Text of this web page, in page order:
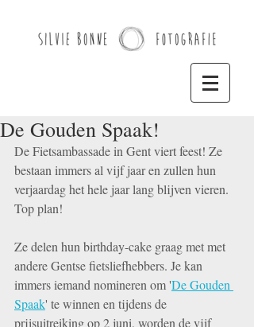
De Gouden Spaak!
De Fietsambassade in Gent viert feest! Ze
bestaan immers al vijf jaar en zullen hun
verjaardag het hele jaar lang blijven vieren.
Top plan!
Ze delen hun birthday-cake graag met met
andere Gentse fietsliefhebbers. Je kan
immers iemand nomineren om 'De Gouden
Spaak' te winnen en tijdens de
prijsuitreiking op 2 juni, worden de vijf